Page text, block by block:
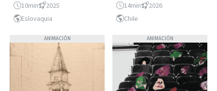
10min
2025
Eslovaquia
14min
2026
Chile
ANIMACIÓN ANIMACIÓN